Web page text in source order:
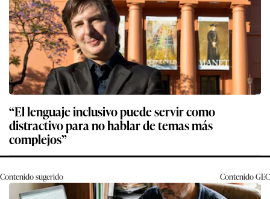
“El lenguaje inclusivo puede servir como
distractivo para no hablar de temas más
complejos”
Contenido sugerido ContenidoGEC